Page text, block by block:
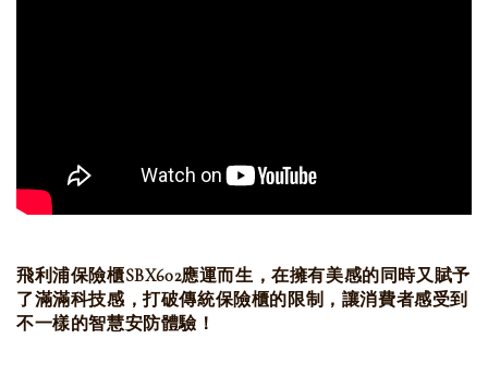
飛利浦保險櫃SBX602應運而生，在擁有美感的同時又賦予
了滿滿科技感，打破傳統保險櫃的限制，讓消費者感受到
不一樣的智慧安防體驗！